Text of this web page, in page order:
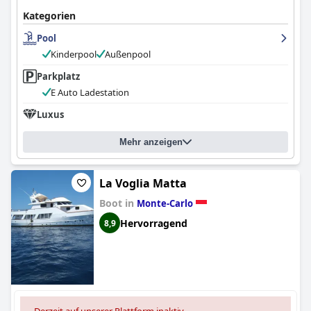
Kategorien
Pool
Kinderpool
Außenpool
Parkplatz
E Auto Ladestation
Luxus
Mehr anzeigen
La Voglia Matta
Boot in Monte-Carlo
8,9 Hervorragend